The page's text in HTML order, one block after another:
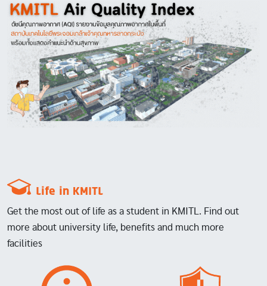
Image
Life in KMITL
Get the most out of life as a student in KMITL. Find out
more about university life, benefits and much more
facilities
Image Image